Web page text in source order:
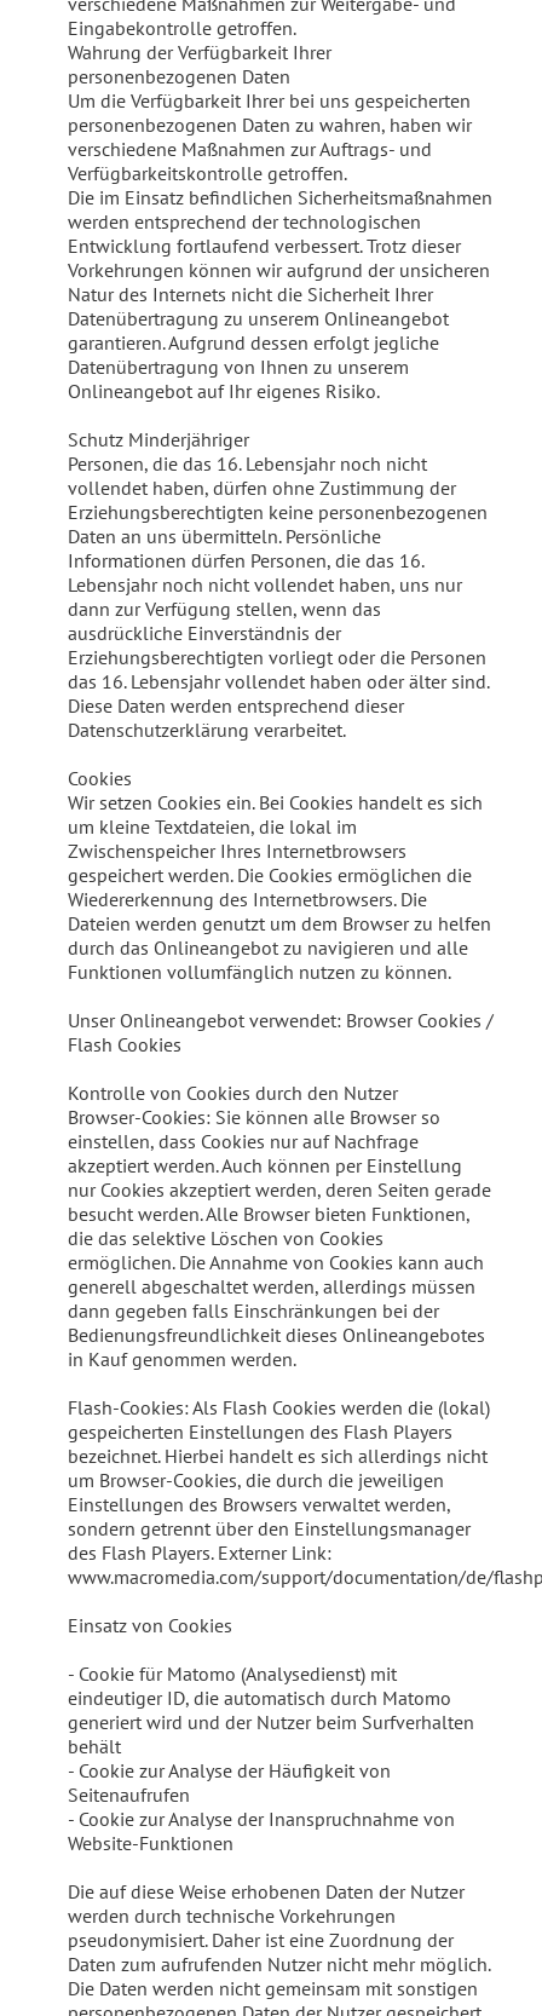
Eingabekontrolle getroffen.
Wahrung der Verfügbarkeit Ihrer
personenbezogenen Daten
Um die Verfügbarkeit Ihrer bei uns gespeicherten
personenbezogenen Daten zu wahren, haben wir
verschiedene Maßnahmen zur Auftrags- und
Verfügbarkeitskontrolle getroffen.
Die im Einsatz befindlichen Sicherheitsmaßnahmen
werden entsprechend der technologischen
Entwicklung fortlaufend verbessert. Trotz dieser
Vorkehrungen können wir aufgrund der unsicheren
Natur des Internets nicht die Sicherheit Ihrer
Datenübertragung zu unserem Onlineangebot
garantieren. Aufgrund dessen erfolgt jegliche
Datenübertragung von Ihnen zu unserem
Onlineangebot auf Ihr eigenes Risiko.
Schutz Minderjähriger
Personen, die das 16. Lebensjahr noch nicht
vollendet haben, dürfen ohne Zustimmung der
Erziehungsberechtigten keine personenbezogenen
Daten an uns übermitteln. Persönliche
Informationen dürfen Personen, die das 16.
Lebensjahr noch nicht vollendet haben, uns nur
dann zur Verfügung stellen, wenn das
ausdrückliche Einverständnis der
Erziehungsberechtigten vorliegt oder die Personen
das 16. Lebensjahr vollendet haben oder älter sind.
Diese Daten werden entsprechend dieser
Datenschutzerklärung verarbeitet.
Cookies
Wir setzen Cookies ein. Bei Cookies handelt es sich
um kleine Textdateien, die lokal im
Zwischenspeicher Ihres Internetbrowsers
gespeichert werden. Die Cookies ermöglichen die
Wiedererkennung des Internetbrowsers. Die
Dateien werden genutzt um dem Browser zu helfen
durch das Onlineangebot zu navigieren und alle
Funktionen vollumfänglich nutzen zu können.
Unser Onlineangebot verwendet: Browser Cookies /
Flash Cookies
Kontrolle von Cookies durch den Nutzer
Browser-Cookies: Sie können alle Browser so
einstellen, dass Cookies nur auf Nachfrage
akzeptiert werden. Auch können per Einstellung
nur Cookies akzeptiert werden, deren Seiten gerade
besucht werden. Alle Browser bieten Funktionen,
die das selektive Löschen von Cookies
ermöglichen. Die Annahme von Cookies kann auch
generell abgeschaltet werden, allerdings müssen
dann gegeben falls Einschränkungen bei der
Bedienungsfreundlichkeit dieses Onlineangebotes
in Kauf genommen werden.
Flash-Cookies: Als Flash Cookies werden die (lokal)
gespeicherten Einstellungen des Flash Players
bezeichnet. Hierbei handelt es sich allerdings nicht
um Browser-Cookies, die durch die jeweiligen
Einstellungen des Browsers verwaltet werden,
sondern getrennt über den Einstellungsmanager
des Flash Players. Externer Link:
www.macromedia.com/support/documentation/de/
Einsatz von Cookies
- Cookie für Matomo (Analysedienst) mit
eindeutiger ID, die automatisch durch Matomo
generiert wird und der Nutzer beim Surfverhalten
behält
- Cookie zur Analyse der Häufigkeit von
Seitenaufrufen
- Cookie zur Analyse der Inanspruchnahme von
Website-Funktionen
Die auf diese Weise erhobenen Daten der Nutzer
werden durch technische Vorkehrungen
pseudonymisiert. Daher ist eine Zuordnung der
Daten zum aufrufenden Nutzer nicht mehr möglich.
Die Daten werden nicht gemeinsam mit sonstigen